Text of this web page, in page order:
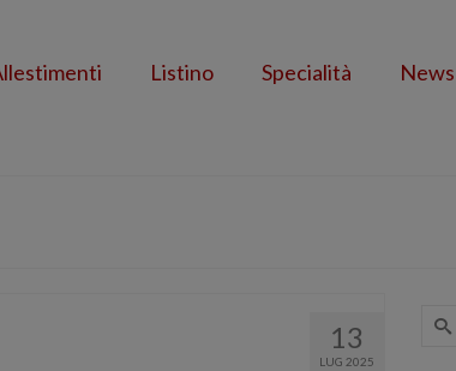
Listino Specialità News
13
LUG 2025
Cerca
per: